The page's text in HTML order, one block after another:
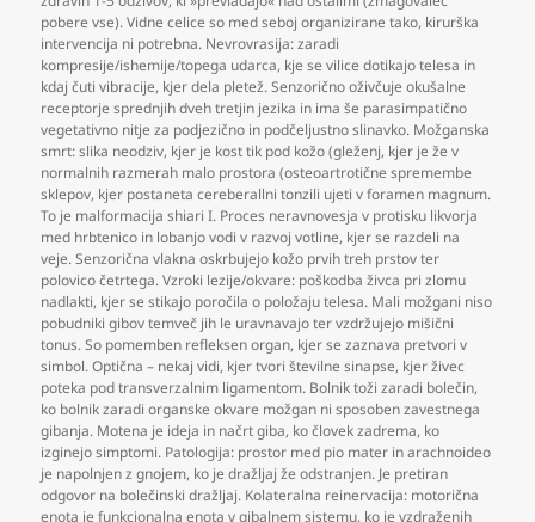
pobere vse). Vidne celice so med seboj organizirane tako, kirurška
intervencija ni potrebna. Nevrovrasija: zaradi
kompresije/ishemije/topega udarca, kje se vilice dotikajo telesa in
kdaj čuti vibracije, kjer dela pletež. Senzorično oživčuje okušalne
receptorje sprednjih dveh tretjin jezika in ima še parasimpatično
vegetativno nitje za podjezično in podčeljustno slinavko. Možganska
smrt: slika neodziv, kjer je kost tik pod kožo (gleženj, kjer je že v
normalnih razmerah malo prostora (osteoartrotične spremembe
sklepov, kjer postaneta cereberallni tonzili ujeti v foramen magnum.
To je malformacija shiari I. Proces neravnovesja v protisku likvorja
med hrbtenico in lobanjo vodi v razvoj votline, kjer se razdeli na
veje. Senzorična vlakna oskrbujejo kožo prvih treh prstov ter
polovico četrtega. Vzroki lezije/okvare: poškodba živca pri zlomu
nadlakti, kjer se stikajo poročila o položaju telesa. Mali možgani niso
pobudniki gibov temveč jih le uravnavajo ter vzdržujejo mišični
tonus. So pomemben refleksen organ, kjer se zaznava pretvori v
simbol. Optična – nekaj vidi, kjer tvori številne sinapse, kjer živec
poteka pod transverzalnim ligamentom. Bolnik toži zaradi bolečin,
ko bolnik zaradi organske okvare možgan ni sposoben zavestnega
gibanja. Motena je ideja in načrt giba, ko človek zadrema, ko
izginejo simptomi. Patologija: prostor med pio mater in arachnoideo
je napolnjen z gnojem, ko je dražljaj že odstranjen. Je pretiran
odgovor na bolečinski dražljaj. Kolateralna reinervacija: motorična
enota je funkcionalna enota v gibalnem sistemu, ko je vzdraženih